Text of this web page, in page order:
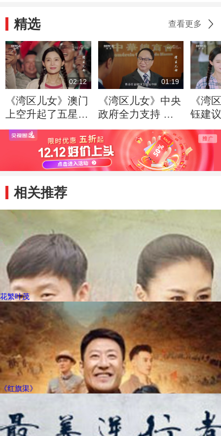
精选 查看更多
02:12
《湾区儿女》澳门
上空升起了五星红
旗 烟花把夜照亮
01:19
《湾区儿女》中央
政府全力支持 保
障了香港的经济安
全
《湾
钰建
素 欧
大加
相关推荐
花繁叶茂
《红旗渠》